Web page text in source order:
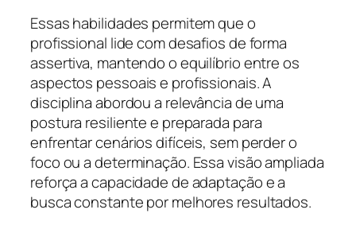
Essas habilidades permitem que o
profissional lide com desafios de forma
assertiva, mantendo o equilíbrio entre os
aspectos pessoais e profissionais. A
disciplina abordou a relevância de uma
postura resiliente e preparada para
enfrentar cenários difíceis, sem perder o
foco ou a determinação. Essa visão ampliada
reforça a capacidade de adaptação e a
busca constante por melhores resultados.